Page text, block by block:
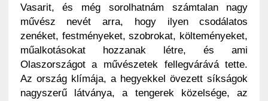
Vasarit, és még sorolhatnám számtalan nagy
művész nevét arra, hogy ilyen csodálatos
zenéket, festményeket, szobrokat, költeményeket,
műalkotásokat hozzanak létre, és ami
Olaszországot a művészetek fellegvárává tette.
Az ország klímája, a hegyekkel övezett síkságok
nagyszerű látványa, a tengerek közelsége, az